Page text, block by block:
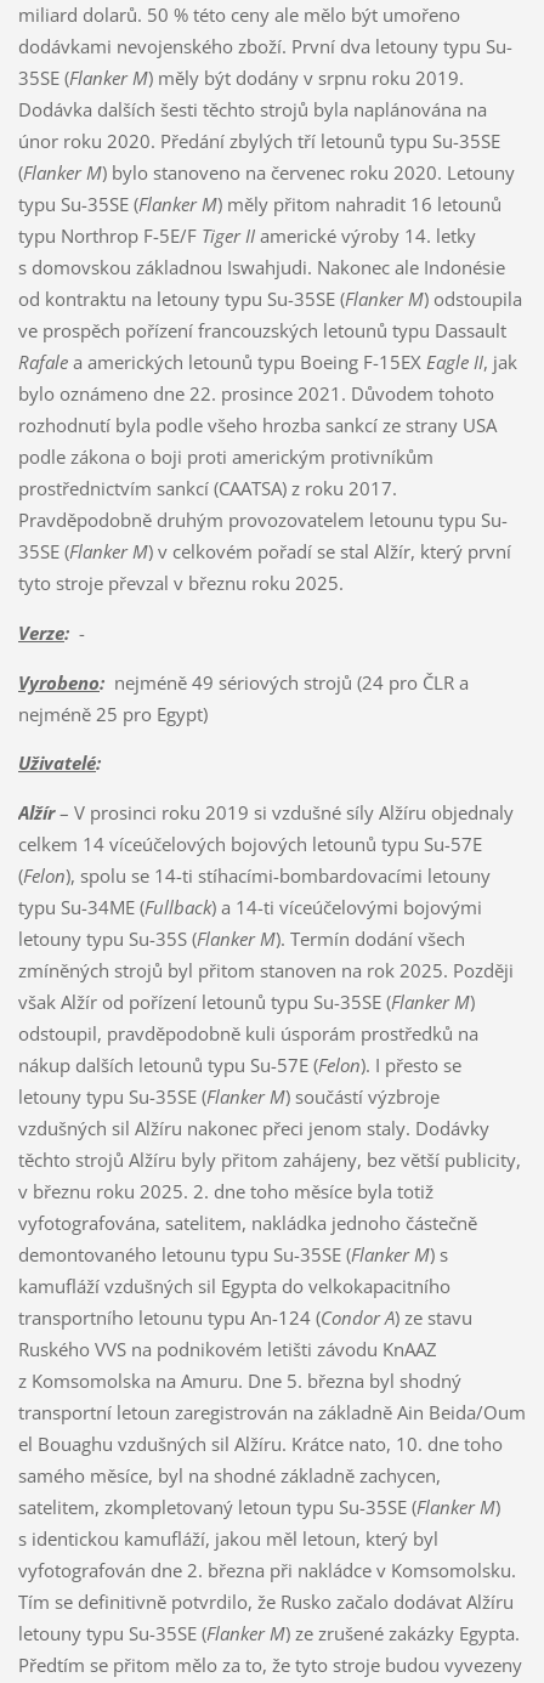
miliard dolarů. 50 % této ceny ale mělo být umořeno
dodávkami nevojenského zboží. První dva letouny typu Su-
35SE (Flanker M) měly být dodány v srpnu roku 2019.
Dodávka dalších šesti těchto strojů byla naplánována na
únor roku 2020. Předání zbylých tří letounů typu Su-35SE
(Flanker M) bylo stanoveno na červenec roku 2020. Letouny
typu Su-35SE (Flanker M) měly přitom nahradit 16 letounů
typu Northrop F-5E/F Tiger IIamerické výroby 14. letky
s domovskou základnou Iswahjudi. Nakonec ale Indonésie
od kontraktu na letouny typu Su-35SE (Flanker M) odstoupila
ve prospěch pořízení francouzských letounů typu Dassault
Rafalea amerických letounů typu Boeing F-15EX Eagle II, jak
bylo oznámeno dne 22. prosince 2021. Důvodem tohoto
rozhodnutí byla podle všeho hrozba sankcí ze strany USA
podle zákona o boji proti americkým protivníkům
prostřednictvím sankcí (CAATSA) z roku 2017.
Pravděpodobně druhým provozovatelem letounu typu Su-
35SE (Flanker M) v celkovém pořadí se stal Alžír, který první
tyto stroje převzal v březnu roku 2025.
Verze:-
Vyrobeno:nejméně 49 sériových strojů (24 pro ČLR a
nejméně 25 pro Egypt)
Uživatelé:
Alžír– V prosinci roku 2019 si vzdušné síly Alžíru objednaly
celkem 14 víceúčelových bojových letounů typu Su-57E
(Felon), spolu se 14-ti stíhacími-bombardovacími letouny
typu Su-34ME (Fullback) a 14-ti víceúčelovými bojovými
letouny typu Su-35S (Flanker M). Termín dodání všech
zmíněných strojů byl přitom stanoven na rok 2025. Později
však Alžír od pořízení letounů typu Su-35SE (Flanker M)
odstoupil, pravděpodobně kuli úsporám prostředků na
nákup dalších letounů typu Su-57E (Felon). I přesto se
letouny typu Su-35SE (Flanker M) součástí výzbroje
vzdušných sil Alžíru nakonec přeci jenom staly. Dodávky
těchto strojů Alžíru byly přitom zahájeny, bez větší publicity,
v březnu roku 2025. 2. dne toho měsíce byla totiž
vyfotografována, satelitem, nakládka jednoho částečně
demontovaného letounu typu Su-35SE (Flanker M) s
kamufláží vzdušných sil Egypta do velkokapacitního
transportního letounu typu An-124 (Condor A) ze stavu
Ruského VVS na podnikovém letišti závodu KnAAZ
z Komsomolska na Amuru. Dne 5. března byl shodný
transportní letoun zaregistrován na základně Ain Beida/Oum
el Bouaghu vzdušných sil Alžíru. Krátce nato, 10. dne toho
samého měsíce, byl na shodné základně zachycen,
satelitem, zkompletovaný letoun typu Su-35SE (Flanker M)
s identickou kamufláží, jakou měl letoun, který byl
vyfotografován dne 2. března při nakládce v Komsomolsku.
Tím se definitivně potvrdilo, že Rusko začalo dodávat Alžíru
letouny typu Su-35SE (Flanker M) ze zrušené zakázky Egypta.
Předtím se přitom mělo za to, že tyto stroje budou vyvezeny